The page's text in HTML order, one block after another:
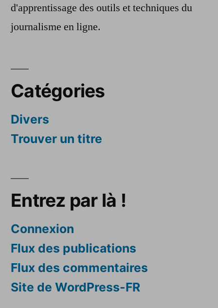
d'apprentissage des outils et techniques du
journalisme en ligne.
Catégories
Divers
Trouver un titre
Entrez par là !
Connexion
Flux des publications
Flux des commentaires
Site de WordPress-FR